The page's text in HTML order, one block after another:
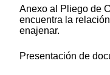
Anexo al Pliego de
encuentra la
enajenar.
Presentación de